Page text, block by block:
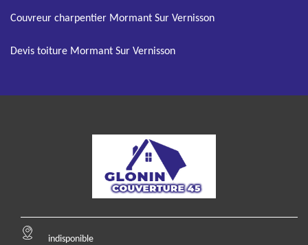
Couvreur charpentier Mormant Sur Vernisson
Devis toiture Mormant Sur Vernisson
indisponible